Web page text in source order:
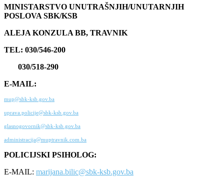
MINISTARSTVO UNUTRAŠNJIH/UNUTARNJIH
POSLOVA SBK/KSB
ALEJA KONZULA BB, TRAVNIK
TEL: 030/546-200
030/518-290
E-MAIL:
mup@sbk-ksb.gov.ba
uprava.policije@sbk-ksb.gov.ba
glasnogovornik@sbk-ksb.gov.ba
administracija@muptravnik.com.ba
POLICIJSKI PSIHOLOG:
E-MAIL: marijana.bilic@sbk-ksb.gov.ba